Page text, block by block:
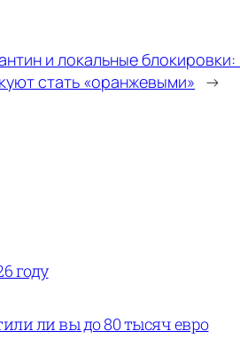
и локальные
стать «оранжевыми» →
году
ли вы до 80 тысяч евро